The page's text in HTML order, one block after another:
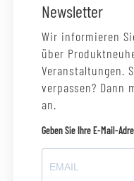
Newsletter
Wir informieren
über
Veranstaltungen.
verpassen? Dann
an.
Geben Sie Ihre E-Mail-